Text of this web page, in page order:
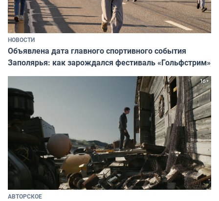
НОВОСТИ
Объявлена дата главного спортивного события
Заполярья: как зарождался фестиваль «Гольфстрим»
АВТОРСКОЕ